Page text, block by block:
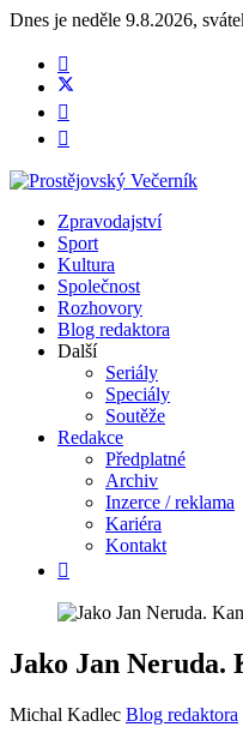
Dnes je neděle 9.8.2026,
Zpravodajství
Sport
Kultura
Společnost
Rozhovory
Blog redaktora
Další
Seriály
Speciály
Soutěže
Redakce
Předplatné
Archiv
Inzerce / reklama
Kariéra
Kontakt
Jako Jan Neruda.
Michal Kadlec Blog redaktora